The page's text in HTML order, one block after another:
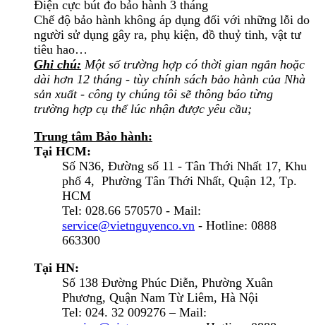
Điện cực bút đo bảo hành 3 tháng
Chế độ bảo hành không áp dụng đối với những lỗi do
người sử dụng gây ra, phụ kiện, đồ thuỷ tinh, vật tư
tiêu hao…
Ghi chú: Một số trường hợp có thời gian ngắn hoặc
dài hơn 12 tháng - tùy chính sách bảo hành của Nhà
sản xuất - công ty chúng tôi sẽ thông báo từng
trường hợp cụ thể lúc nhận được yêu cầu;
Trung tâm Bảo hành:
Tại HCM:
Số N36, Đường số 11 - Tân Thới Nhất 17, Khu
phố 4, Phường Tân Thới Nhất, Quận 12, Tp.
HCM
Tel: 028.66 570570 - Mail:
service@vietnguyenco.vn - Hotline: 0888
663300
Tại HN:
Số 138 Đường Phúc Diễn, Phường Xuân
Phương, Quận Nam Từ Liêm, Hà Nội
Tel: 024. 32 009276 – Mail: